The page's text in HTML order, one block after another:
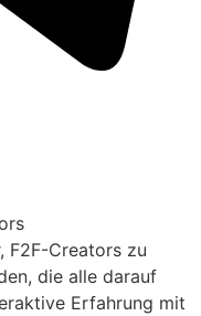
F2F-Creators zu
die alle darauf
Erfahrung mit